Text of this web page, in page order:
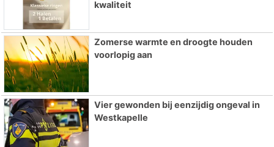
kwaliteit
Zomerse warmte en droogte houden
voorlopig aan
Vier gewonden bij eenzijdig ongeval in
Westkapelle